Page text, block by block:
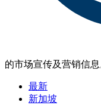
的市场宣传及营销信息
最新
新加坡